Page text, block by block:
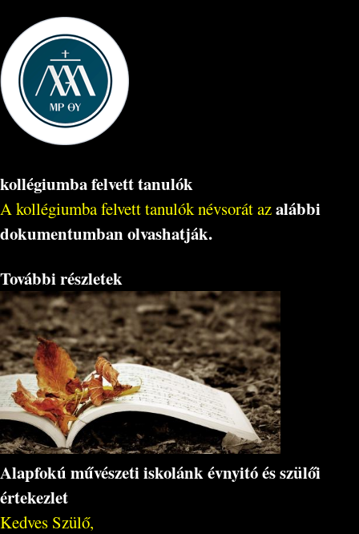
kollégiumba felvett tanulók
A kollégiumba felvett tanulók névsorát azalábbi
dokumentumban olvashatják.
További részletek
Alapfokú művészeti iskolánk évnyitó és szülői
értekezlet
Kedves Szülő,